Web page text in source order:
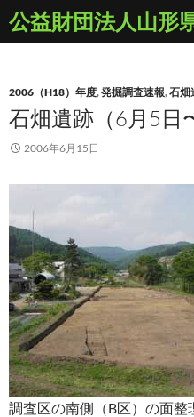
ン
ツ
へ
ッ
検
索
2006（H18）年度,発掘調査速報,石畑
石畑遺跡（6月5日
2006年6月15日
調査区の南側（B区）の面整